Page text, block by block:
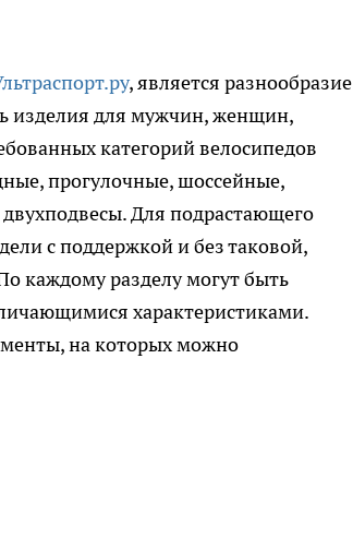
, является разнообразие
изделия для мужчин, женщин,
категорий велосипедов
прогулочные, шоссейные,
Для подрастающего
с поддержкой и без таковой,
каждому разделу могут быть
характеристиками.
на которых можно